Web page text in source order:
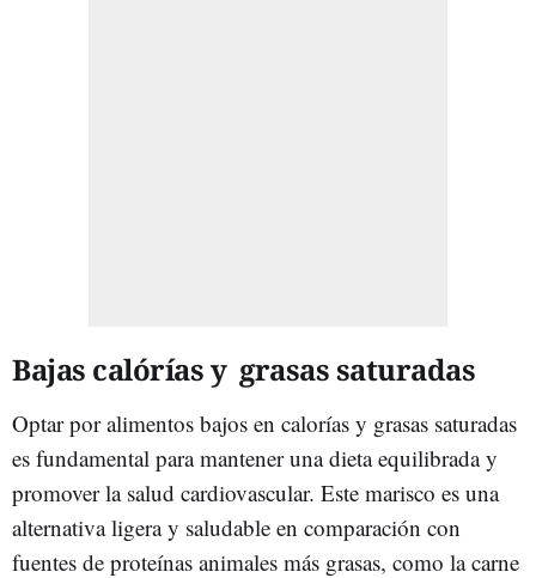
Bajas calórías y grasas saturadas
Optar por alimentos bajos en calorías y grasas saturadas
es fundamental para mantener una dieta equilibrada y
promover la salud cardiovascular. Este marisco es una
alternativa ligera y saludable en comparación con
fuentes de proteínas animales más grasas, como la carne